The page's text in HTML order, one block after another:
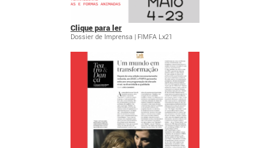
Clique para ler
Dossier de Imprensa | FIMFA Lx21